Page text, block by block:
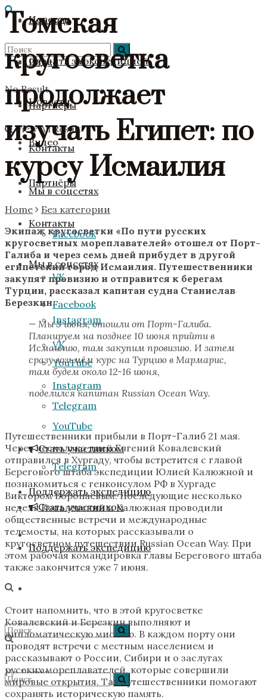
Новости
Видео
Партнёры
Контакты
Мы в соцсетях
Facebook
VK
Instagram
YouTube
Telegram
Стать участником
Поддержать экспедицию
No Result
Команда
Следить за экспедицией
Новости
Видео
Партнёры
Контакты
Мы в соцсетях
Facebook
VK
Instagram
YouTube
Telegram
Стать участником
Поддержать экспедицию
No Result
View All Result
Томская
кругосветка
продолжает
изучать Египет: по
курсу Исмаилия
Home
Без категории
Экипаж кругосветки «По пути русских
кругосветных мореплавателей» отошел от Порт-
Галиба и через семь дней прибудет в другой
египетский город Исмаилия. Путешественники
закупят провизию и отправится к берегам
Турции, рассказал капитан судна Станислав
Березкин.
— Мы 3 июня, отошли от Порт-Галиба.
Планируем на позднее 10 июня прийти в
Исмаилию, там закупим провизию. И затем
сразу возьмём курс на Турцию в Мармарис,
там будем около 12-16 июня,
поделился капитан Russian Ocean Way.
Путешественники прибыли в Порт-Галиб 21 мая.
Через несколько дней Евгений Ковалевский
отправился в Хургаду, чтобы встретится с главой
Берегового штаба экспедиции Юлией Калюжной и
познакомиться с генконсулом РФ в Хургаде
Виктором Воропаевым. Последующие несколько
недель Ковалевский и Калюжная проводили
общественные встречи и международные
телемосты, на которых рассказывали о
кругосветном путешествии Russian Ocean Way. При
этом рабочая командировка главы Берегового штаба
также закончится уже 7 июня.
Стоит напомнить, что в этой кругосветке
Ковалевский и Березкин выполняют и
дипломатическую миссию. В каждом порту они
проводят встречи с местным населением и
рассказывают о России, Сибири и о заслугах
русских мореплавателей, которые совершили
мировые открытия. Так путешественники помогают
сохранять историческую память.